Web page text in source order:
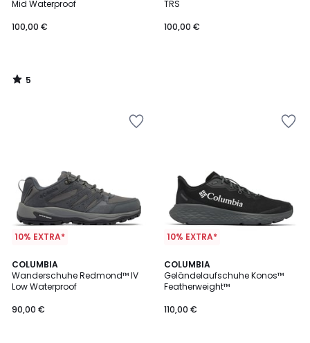
Mid Waterproof
100,00 €
5
5
/
TRS
100,00 €
10% EXTRA*
COLUMBIA
Wanderschuhe Redmond™ IV
Low Waterproof
90,00 €
3
/
5
2
Farben
10% EXTRA*
COLUMBIA
Geländelaufschuhe Konos™
Featherweight™
110,00 €